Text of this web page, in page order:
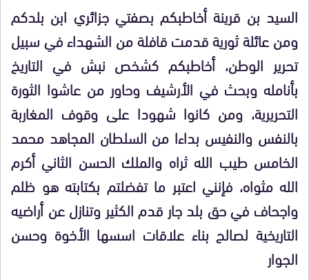
السيد بن قرينة أخاطبكم بصفتي جزائري ابن بلدكم
ومن عائلة ثورية قدمت قافلة من الشهداء في سبيل
تحرير الوطن، أخاطبكم كشخص نبش في التاريخ
بأنامله وبحث في الأرشيف وحاور من عاشوا الثورة
التحريرية، ومن كانوا شهودا على وقوف المغاربة
بالنفس والنفيس بداءا من السلطان المجاهد محمد
الخامس طيب الله ثراه والملك الحسن الثاني أكرم
الله مثواه، فإنني اعتبر ما تفضلتم بكتابته هو ظلم
واجحاف في حق بلد جار قدم الكثير وتنازل عن أراضيه
التاريخية لصالح بناء علاقات اسسها الأخوة وحسن
الجوار